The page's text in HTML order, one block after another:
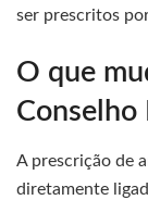
ser prescritos
O que
Conselho
A prescrição de
diretamente